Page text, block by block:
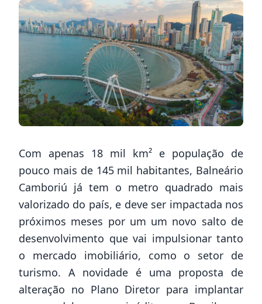
Com apenas 18 mil km² e população de
pouco mais de 145 mil habitantes, Balneário
Camboriú já tem o metro quadrado mais
valorizado do país, e deve ser impactada nos
próximos meses por um um novo salto de
desenvolvimento que vai impulsionar tanto
o mercado imobiliário, como o setor de
turismo. A novidade é uma proposta de
alteração no Plano Diretor para implantar